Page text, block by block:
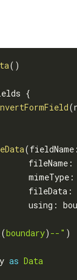
( )
{
(
(fieldName:
fileName
:
mimeType
:
fileData
:
using
:
boundary) --" )
as Data